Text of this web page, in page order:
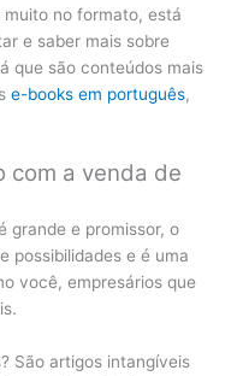
no formato, está
e saber mais sobre
que são conteúdos mais
e-books em português,
com a venda de
grande e promissor, o
possibilidades e é uma
você, empresários que
São artigos intangíveis